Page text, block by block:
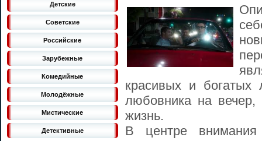
Детские
Советские
Российские
Зарубежные
Комедийные
Молодёжные
Мистические
Детективные
красивых и богатых
любовника на
жизнь.
В центре внимания